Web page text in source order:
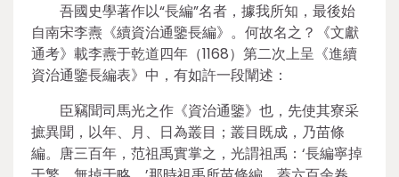
吾國史學著作以“長編”名者，據我所知，最後始
自南宋李燾《續資治通鑒長編》。何故名之？《文獻
通考》載李燾于乾道四年（1168）第二次上呈《進續
資治通鑒長編表》中，有如許一段闡述：
臣竊聞司馬光之作《資治通鑒》也，先使其寮采
摭異聞，以年、月、日為叢目；叢目既成，乃苗條
編。唐三百年，范祖禹實掌之，光謂祖禹：‘長編寧掉